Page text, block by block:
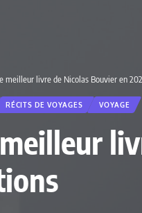
meilleur livre de Nicolas Bouvier en
RÉCITS DE VOYAGES VOYAGE